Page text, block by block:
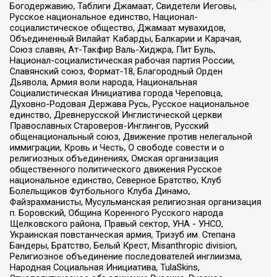
Богодержавию, Таблиги Джамаат, Свидетели Иеговы,
Русское национальное единство, Национал-
социалистическое общество, Джамаат мувахидов,
Объединенный Вилайат Кабарды, Балкарии и Карачая,
Союз славян, Ат-Такфир Валь-Хиджра, Пит Буль,
Национал-социалистическая рабочая партия России,
Славянский союз, Формат-18, Благородный Орден
Дьявола, Армия воли народа, Национальная
Социалистическая Инициатива города Череповца,
Духовно-Родовая Держава Русь, Русское национальное
единство, Древнерусской Инглистической церкви
Православных Староверов-Инглингов, Русский
общенациональный союз, Движение против нелегальной
иммиграции, Кровь и Честь, О свободе совести и о
религиозных объединениях, Омская организация
общественного политического движения Русское
национальное единство, Северное Братство, Клуб
Болельщиков Футбольного Клуба Динамо,
Файзрахманисты, Мусульманская религиозная организация
п. Боровский, Община Коренного Русского народа
Щелковского района, Правый сектор, УНА - УНСО,
Украинская повстанческая армия, Тризуб им. Степана
Бандеры, Братство, Белый Крест, Misanthropic division,
Религиозное объединение последователей инглиизма,
Народная Социальная Инициатива, TulaSkins,